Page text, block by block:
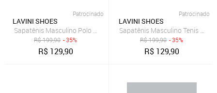
Patrocinado
LAVINI SHOES
Sapatênis Masculino Polo Joy Slip On Casual Todos Tamanhos Café
R$199,90 - 35%
R$ 129,90
Patrocinado
LAVINI SHOES
Sapatênis Masculino Tenis
R$199,90 - 35%
R$ 129,90